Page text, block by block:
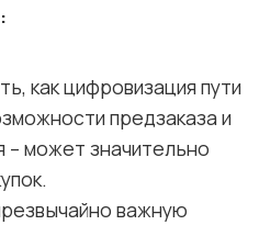
как цифровизация пути
предзаказа и
– может значительно
важную